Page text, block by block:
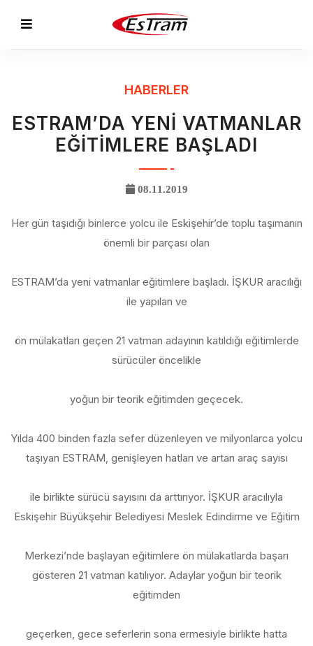
HABERLER
ESTRAM’DA YENİ VATMANLAR
EĞİTİMLERE BAŞLADI
08.11.2019
Her gün taşıdığı binlerce yolcu ile Eskişehir’de toplu taşımanın
önemli bir parçası olan
ESTRAM’da yeni vatmanlar eğitimlere başladı. İŞKUR aracılığı
ile yapılan ve
ön mülakatları geçen 21 vatman adayının katıldığı eğitimlerde
sürücüler öncelikle
yoğun bir teorik eğitimden geçecek.
Yılda 400 binden fazla sefer düzenleyen ve milyonlarca yolcu
taşıyan ESTRAM, genişleyen hatları ve artan araç sayısı
ile birlikte sürücü sayısını da arttırıyor. İŞKUR aracılıyla
Eskişehir Büyükşehir Belediyesi Meslek Edindirme ve Eğitim
Merkezi’nde başlayan eğitimlere ön mülakatlarda başarı
gösteren 21 vatman katılıyor. Adaylar yoğun bir teorik
eğitimden
geçerken, gece seferlerin sona ermesiyle birlikte hatta